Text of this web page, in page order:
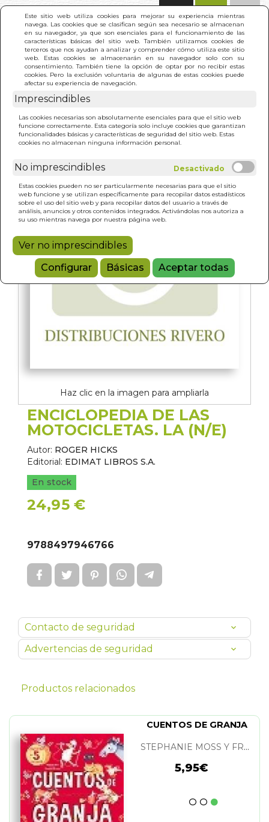
Este sitio web utiliza cookies para mejorar su experiencia mientras
navega. Las cookies que se clasifican según sea necesario se almacenan
en su navegador, ya que son esenciales para el funcionamiento de las
características básicas del sitio web. También utilizamos cookies de
terceros que nos ayudan a analizar y comprender cómo utiliza este sitio
web. Estas cookies se almacenarán en su navegador solo con su
consentimiento. También tiene la opción de optar por no recibir estas
cookies. Pero la exclusión voluntaria de algunas de estas cookies puede
afectar su experiencia de navegación.
Imprescindibles
Las cookies necesarias son absolutamente esenciales para que el sitio web
funcione correctamente. Esta categoría solo incluye cookies que garantizan
funcionalidades básicas y características de seguridad del sitio web. Estas
cookies no almacenan ninguna información personal.
No imprescindibles
Estas cookies pueden no ser particularmente necesarias para que el sitio
web funcione y se utilizan específicamente para recopilar datos estadísticos
sobre el uso del sitio web y para recopilar datos del usuario a través de
análisis, anuncios y otros contenidos integrados. Activándolas nos autoriza a
su uso mientras navega por nuestra página web.
Ver no imprescindibles
Configurar
Básicas Aceptar todas
INICIO >
(N/E)
Haz clic en la imagen para ampliarla
ENCICLOPEDIA DE LAS
MOTOCICLETAS. LA (N/E)
Autor: ROGER HICKS
Editorial: EDIMAT LIBROS S.A.
En stock
24,95 €
9788497946766
Contacto de seguridad
Advertencias de seguridad
Productos relacionados
CUENTOS DE GRANJA
STEPHANIE MOSS Y FRANCESCA DE LUCA
5,95€